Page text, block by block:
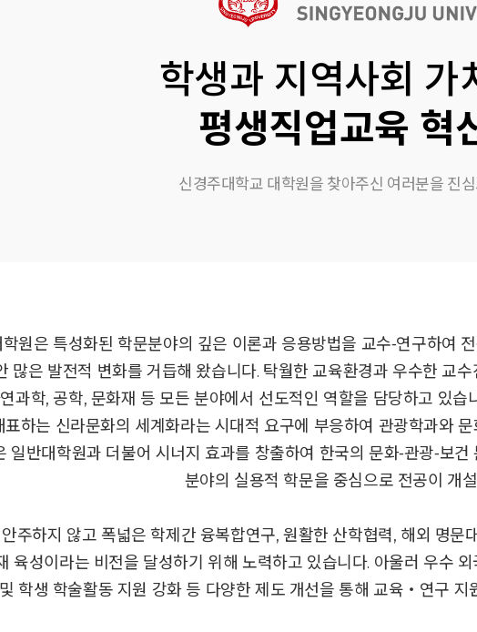
학생과 지역사회 가
평생직업교육 혁
신경주대학교 대학원을 찾아주신 여러분을 진
원은 특성화된 학문분야의 깊은 이론과 응용방법을 교수⁃연구하여
많은 발전적 변화를 거듭해 왔습니다. 탁월한 교육환경과 우수한 교
과학, 공학, 문화재 등 모든 분야에서 선도적인 역할을 담당하고 있
표하는 신라문화의 세계화라는 시대적 요구에 부응하여 관광학과와
일반대학원과 더불어 시너지 효과를 창출하여 한국의 문화⁃관광⁃보
분야의 실용적 학문을 중심으로 전공이 개
주하지 않고 폭넓은 학제간 융복합연구, 원활한 산학협력, 해외 명문
육성이라는 비전을 달성하기 위해 노력하고 있습니다. 아울러 우수
학생 학술활동 지원 강화 등 다양한 제도 개선을 통해 교육‧연구 지